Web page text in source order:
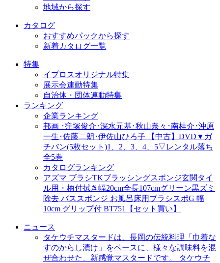
地域から探す
カタログ
おすすめパックから探す
新着カタログ一覧
特集
イプロスオリジナル特集
展示会連動特集
自治体・団体連動特集
ランキング
企業ランキング
邦画 ･窪塚俊介･深水元基･秋山奈々･南桂介･沖原
一生･佐藤二朗･伊佐山ひろ子 【中古】DVD▼ガ
チバン(5枚セット)1、2、3、4、5▽レンタル落ち
全5巻
カタログランキング
アズマ ブラシTKブラッシングスポンジ玄関タイ
ル用・柄付拭き幅20cm全長107cmグリーン黒ズミ
除去 バススポンジ お風呂床用ブラシスポG 幅
10cm グリップ付 BT751【セット買い】
ニュース
タケウチマスタードは、長岡の伝統料理「巾着な
すのからし漬け」をベースに、様々な調味料を混
ぜ合わせた、新感覚マスタードです。 タケウチ